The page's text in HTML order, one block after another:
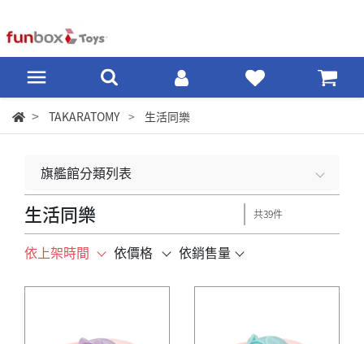
TAKARATOMY 生活同樂
旗艦館分類列表
生活同樂 共39件
依上架時間 依價格 依銷售量